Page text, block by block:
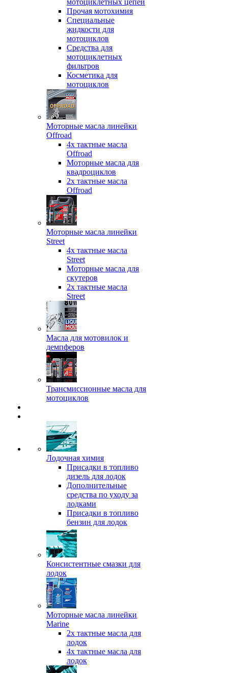
мотоциклетных цепей
Прочая мотохимия
Специальные
жидкости для
мотоциклов
Средства для
мотоциклетных
фильтров
Косметика для
мотоциклов
Моторные масла линейки
Offroad
4х тактные масла
Offroad
Моторные масла для
квадроциклов
2х тактные масла
Offroad
Моторные масла линейки
Street
4х тактные масла
Street
Моторные масла для
скутеров
2х тактные масла
Street
Масла для мотовилок и
демпферов
Трансмиссионные масла для
мотоциклов
Лодочная химия
Присадки в топливо
дизель для лодок
Дополнительные
средства по уходу за
лодками
Присадки в топливо
бензин для лодок
Консистентные смазки для
лодок
Моторные масла линейки
Marine
2х тактные масла для
лодок
4х тактные масла для
лодок